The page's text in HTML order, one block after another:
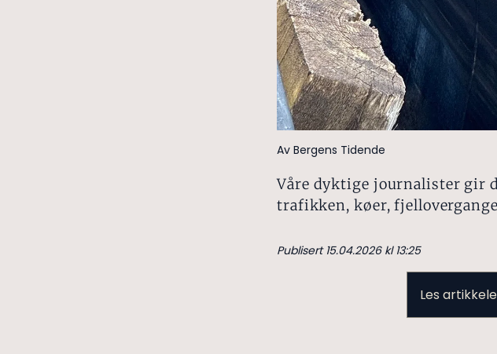
Av Bergens Tidende
Våre dyktige journalister gir
trafikken, køer,
Publisert 15.04.2026 kl 13:25
Les